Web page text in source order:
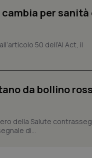
per sanità
50 dell’AI Act, il
da bollino
della Salute
di...
di base quali la
senza questi cookie.
cookie viene utilizzato per
di consenso e privacy
siano onorate nelle
cookie viene utilizzato dal